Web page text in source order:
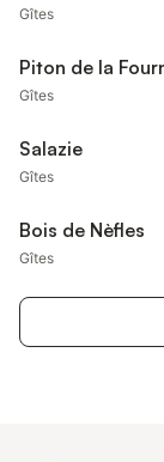
Gîtes
Piton de la
Gîtes
Salazie
Gîtes
Bois de Nèfles
Gîtes